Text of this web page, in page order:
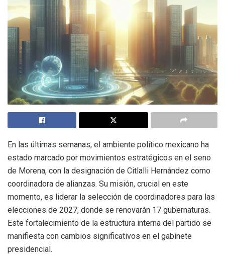
En las últimas semanas, el ambiente político mexicano ha
estado marcado por movimientos estratégicos en el seno
de Morena, con la designación de Citlalli Hernández como
coordinadora de alianzas. Su misión, crucial en este
momento, es liderar la selección de coordinadores para las
elecciones de 2027, donde se renovarán 17 gubernaturas.
Este fortalecimiento de la estructura interna del partido se
manifiesta con cambios significativos en el gabinete
presidencial.